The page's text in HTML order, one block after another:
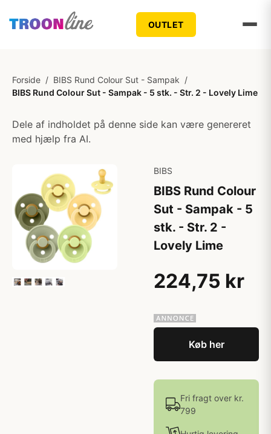
OUTLET
Forside / BIBS Rund Colour Sut - Sampak /
BIBS Rund Colour Sut - Sampak - 5 stk. - Str. 2 - Lovely Lime
Dele af indholdet på denne side kan være genereret
med hjælp fra AI.
BIBS
BIBS Rund Colour
Sut - Sampak - 5
stk. - Str. 2 -
Lovely Lime
224,75 kr
Køb her
Fri fragt over kr.
799